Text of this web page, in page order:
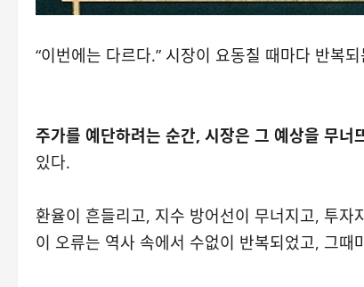
“이번에는 다르다.” 시장이 요동칠 때마다 반복
주가를 예단하려는 순간, 시장은 그 예상을 무너
있다.
환율이 흔들리고, 지수 방어선이 무너지고, 투
이 오류는 역사 속에서 수없이 반복되었고, 그때